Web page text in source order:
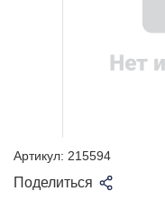
Артикул: 215594
Поделиться